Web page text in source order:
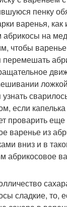
пенку
варенья, как
на
чтобы
если
проварить
варенье из
вниз и в
абрикосовое
сладкие, то,